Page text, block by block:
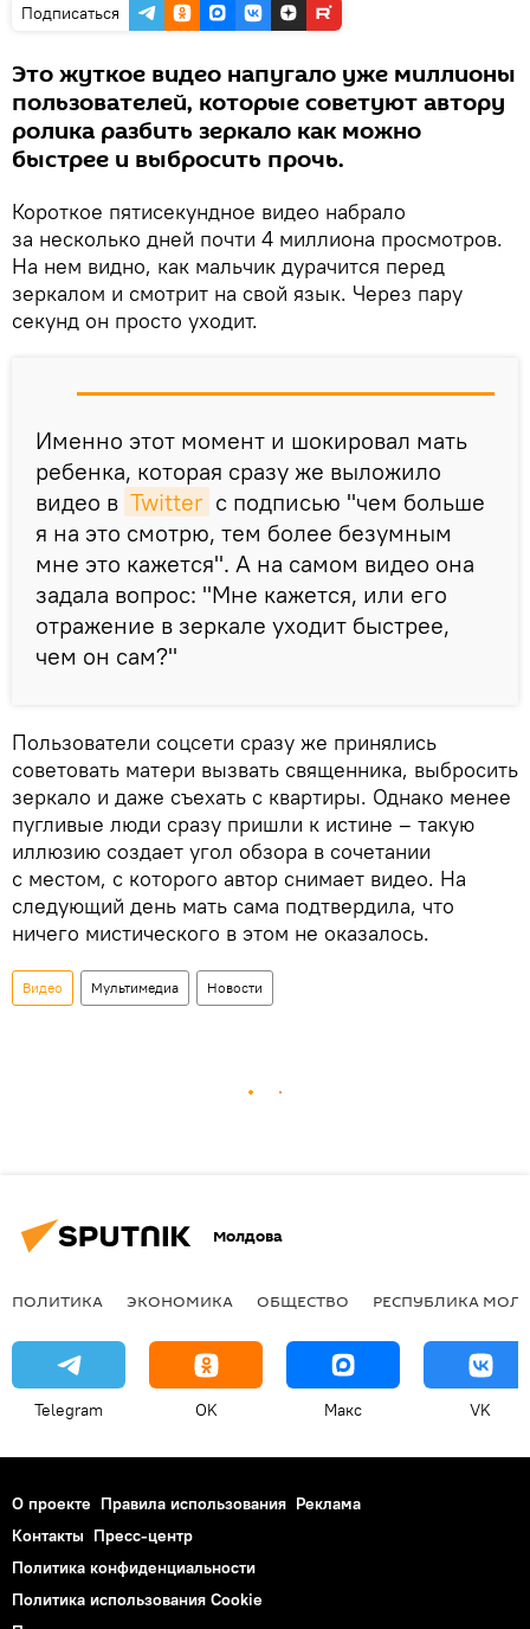
Подписаться
Это жуткое видео напугало уже миллионы
пользователей, которые советуют автору
ролика разбить зеркало как можно
быстрее и выбросить прочь.
Короткое пятисекундное видео набрало
за несколько дней почти 4 миллиона просмотров.
На нем видно, как мальчик дурачится перед
зеркалом и смотрит на свой язык. Через пару
секунд он просто уходит.
Именно этот момент и шокировал мать
ребенка, которая сразу же выложило
видео в Twitter с подписью "чем больше
я на это смотрю, тем более безумным
мне это кажется". А на самом видео она
задала вопрос: "Мне кажется, или его
отражение в зеркале уходит быстрее,
чем он сам?"
Пользователи соцсети сразу же принялись
советовать матери вызвать священника, выбросить
зеркало и даже съехать с квартиры. Однако менее
пугливые люди сразу пришли к истине – такую
иллюзию создает угол обзора в сочетании
с местом, с которого автор снимает видео. На
следующий день мать сама подтвердила, что
ничего мистического в этом не оказалось.
Видео Мультимедиа Новости
Молдова
ПОЛИТИКА ЭКОНОМИКА ОБЩЕСТВО РЕСПУБЛИКА
Telegram OK Макс VK
О проекте Правила использования Реклама
Контакты Пресс-центр
Политика конфиденциальности
Политика использования Cookie